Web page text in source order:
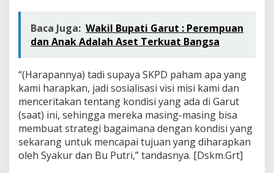
Baca Juga: Wakil Bupati Garut : Perempuan
dan Anak Adalah Aset Terkuat Bangsa
“(Harapannya) tadi supaya SKPD paham apa yang
kami harapkan, jadi sosialisasi visi misi kami dan
menceritakan tentang kondisi yang ada di Garut
(saat) ini, sehingga mereka masing-masing bisa
membuat strategi bagaimana dengan kondisi yang
sekarang untuk mencapai tujuan yang diharapkan
oleh Syakur dan Bu Putri,” tandasnya. [Dskm.Grt]